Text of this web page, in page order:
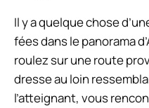
Il y a quelque chose
fées dans le panorama
roulez sur une route
dresse au loin
l’atteignant, vous